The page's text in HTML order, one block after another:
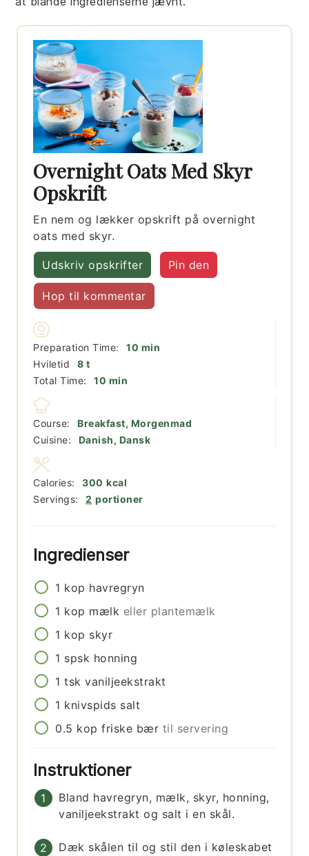
Overnight Oats Med Skyr
Opskrift
En nem og lækker opskrift på overnight
oats med skyr.
Udskriv opskrifter Pin den
Hop til kommentar
Preparation Time: 10 minutter
min
Hviletid
8timer
t
Total Time:
10 minutter
min
Course:
Breakfast, Morgenmad
Cuisine:
Danish, Dansk
Servings: 2 portioner
Calories: 300 kcal
Ingredienser
1 kop havregryn
1 kop mælk eller plantemælk
1 kop skyr
1 spsk honning
1 tsk vaniljeekstrakt
1 knivspids salt
0.5 kop friske bær til servering
Instruktioner
Bland havregryn, mælk, skyr, honning,
vaniljeekstrakt og salt i en skål.
Dæk skålen til og stil den i køleskabet